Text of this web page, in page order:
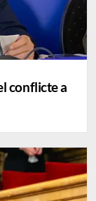
conflicte a